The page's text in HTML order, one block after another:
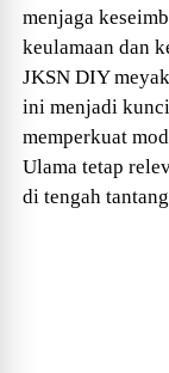
menjaga
keulamaan dan
JKSN DIY
ini menjadi
memperkuat
Ulama tetap
di tengah